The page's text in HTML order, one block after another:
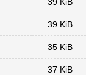
39 KiB
35 KiB
37 KiB